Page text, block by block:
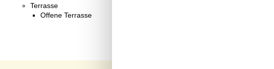
Terrasse
Offene Terrasse